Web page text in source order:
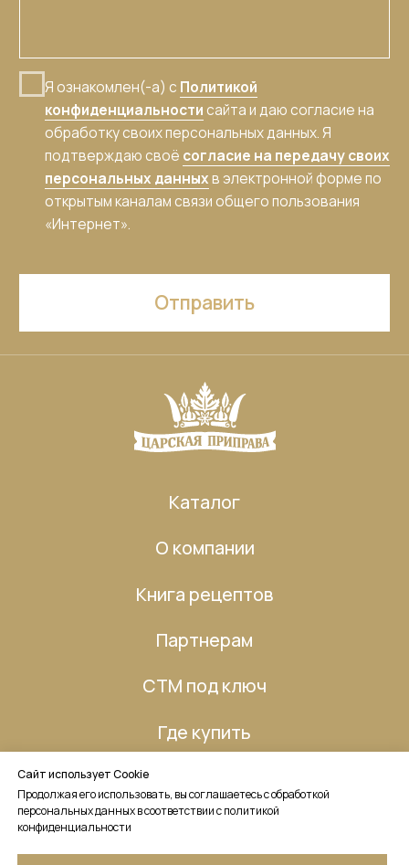
Политика конфиденциальности
Пользовательское соглашение
Сайт использует Cookie
Продолжая его использовать, вы соглашаетесь с обработкой
персональных данных в соответствии с политикой
конфиденциальности